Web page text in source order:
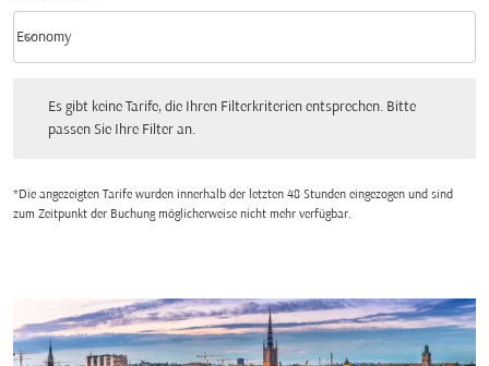
Kabinenklasse option Economy Selected
Economy
keyboard_arrow_down
Es gibt keine Tarife, die Ihren Filterkriterien entsprechen. Bitte
passen Sie Ihre Filter an.
*Die angezeigten Tarife wurden innerhalb der letzten 48 Stunden eingezogen und sind
zum Zeitpunkt der Buchung möglicherweise nicht mehr verfügbar.